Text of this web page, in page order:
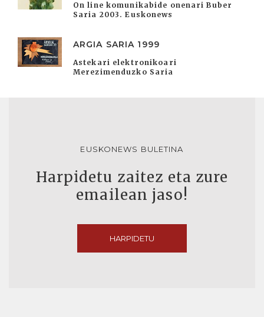
On line komunikabide onenari Buber
Saria 2003. Euskonews
ARGIA SARIA 1999
Astekari elektronikoari
Merezimenduzko Saria
EUSKONEWS BULETINA
Harpidetu zaitez eta zure
emailean jaso!
HARPIDETU